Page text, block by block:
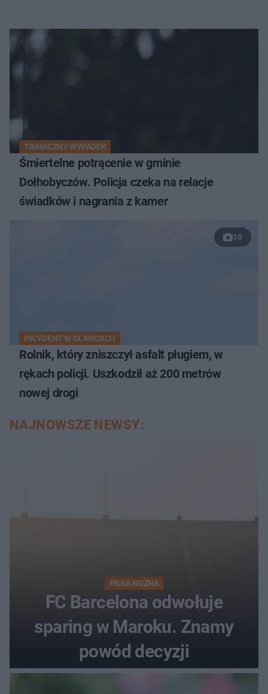
TRAGICZNY WYPADEK
Śmiertelne potrącenie w gminie
Dołhobyczów. Policja czeka na relacje
świadków i nagrania z kamer
10
INCYDENT W GLIWICACH
Rolnik, który zniszczył asfalt pługiem, w
rękach policji. Uszkodził aż 200 metrów
nowej drogi
NAJNOWSZE NEWSY:
PIŁKA NOŻNA
FC Barcelona odwołuje
sparing w Maroku. Znamy
powód decyzji